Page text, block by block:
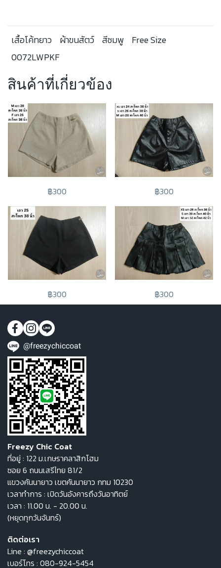
เสื้อโค้ทยาว ผ้าขนสัตว์ สีชมพู
Free Size
0072LWPKF
สินค้าที่เกี่ยวข้อง
฿300 ฿300
฿300 ฿300
@freezychiccoat
Freezy Chic Coat
ที่อยู่ : 122 ม.เกษราคลาสิกโฮม
ซอย 6 ถนนเสรีไทย 81/2
แขวงคันนายาว เขตคันนายาว กทม 10230
เวลาทำการ : เปิดวันอังคารถึงวันอาทิตย์
เวลา : 11.00 น. - 20.00 น.
(หยุดทุกวันจันทร์)
ติดต่อเรา
Line : @freezychiccoat
เบอร์โทร : 080-924-5454